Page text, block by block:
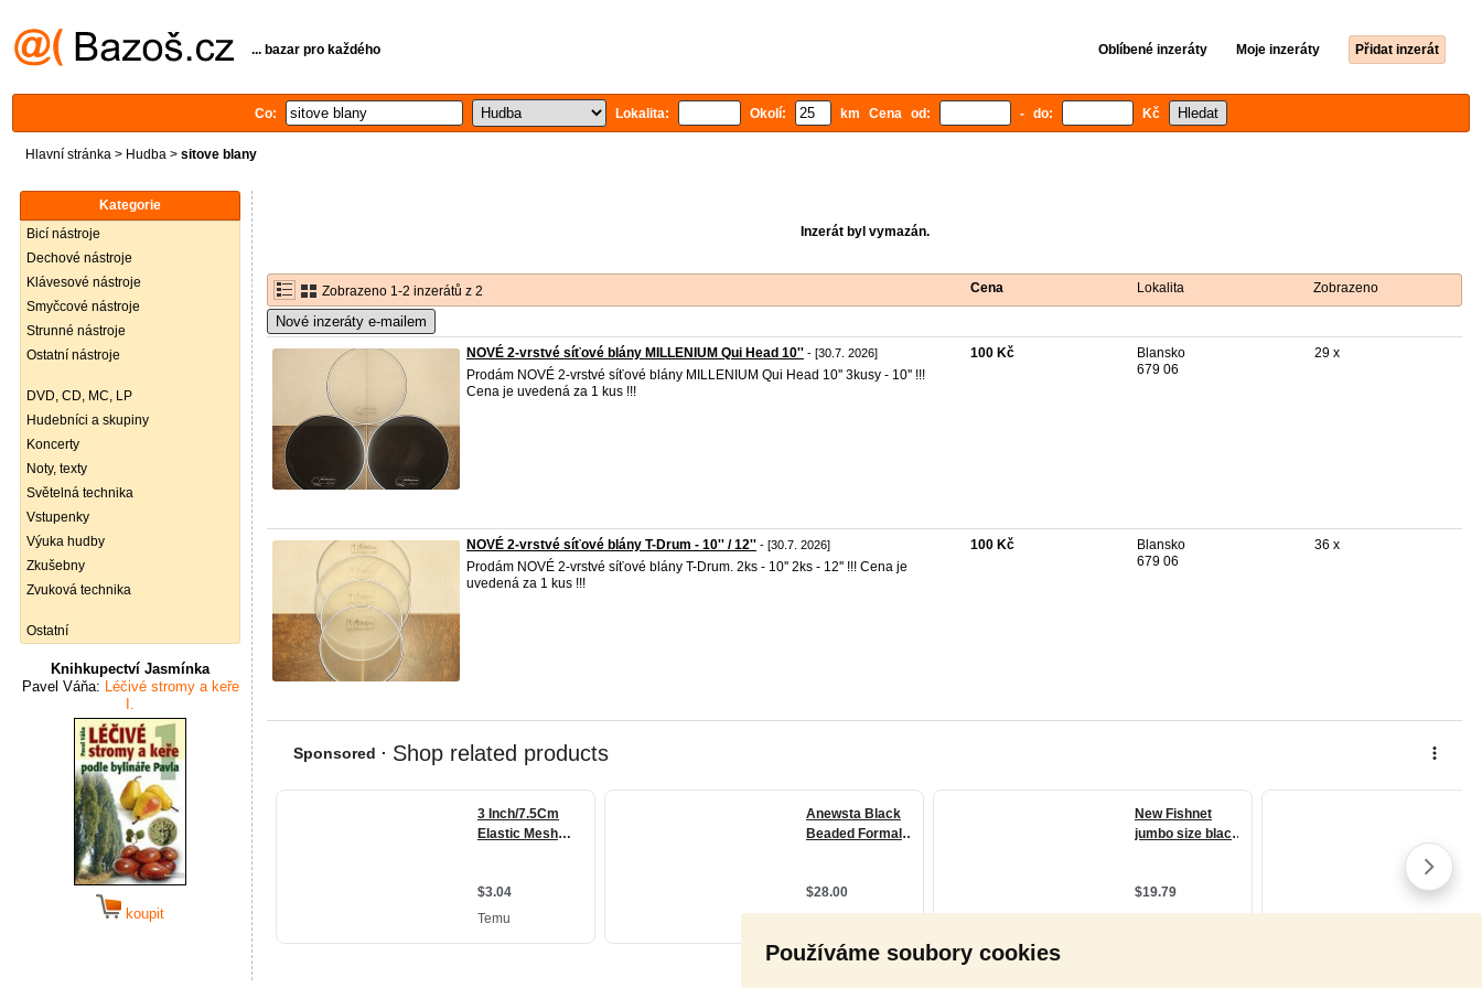
Používáme soubory cookies
... bazar pro každého Oblíbené inzeráty Moje inzeráty Přidat inzerát
Co: Lokalita: Okolí: km Cena od: - do: Kč
Hlavní stránka > Hudba > sitove blany
Kategorie
Bicí nástroje
Dechové nástroje
Klávesové nástroje
Smyčcové nástroje
Strunné nástroje
Ostatní nástroje
DVD, CD, MC, LP
Hudebníci a skupiny
Koncerty
Noty, texty
Světelná technika
Vstupenky
Výuka hudby
Zkušebny
Zvuková technika
Ostatní
Knihkupectví Jasmínka
Pavel Váňa: Léčivé stromy a keře
I.
koupit
Inzerát byl vymazán.
Zobrazeno 1-2 inzerátů z 2 Cena Lokalita Zobrazeno
Nové inzeráty e-mailem
NOVÉ 2-vrstvé síťové blány MILLENIUM Qui Head 10'' - [30.7. 2026]
Prodám NOVÉ 2-vrstvé síťové blány MILLENIUM Qui Head 10'' 3kusy - 10'' !!!
Cena je uvedená za 1 kus !!!
100 Kč
Blansko
679 06
29 x
NOVÉ 2-vrstvé síťové blány T-Drum - 10'' / 12'' - [30.7. 2026]
Prodám NOVÉ 2-vrstvé síťové blány T-Drum. 2ks - 10'' 2ks - 12'' !!! Cena je
uvedená za 1 kus !!!
100 Kč
Blansko
679 06
36 x